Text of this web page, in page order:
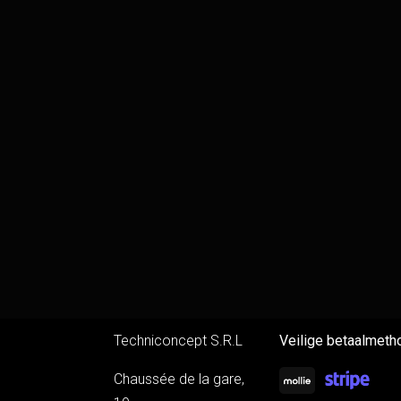
Techniconcept S.R.L
Chaussée de la gare,
Veilige